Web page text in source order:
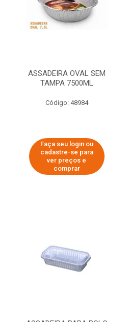
ASSADEIRA OVAL SEM
TAMPA 7500ML
Código: 48984
Faça seu login ou
cadastre-se para
ver preços e
comprar